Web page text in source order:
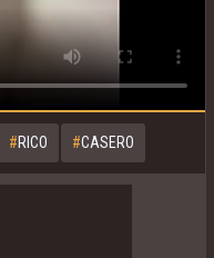
#RICO #CASERO